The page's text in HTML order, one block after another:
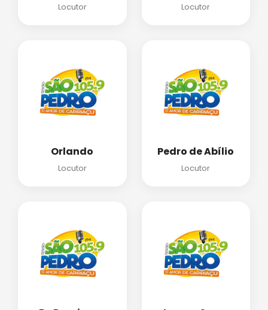
Locutor Locutor
Orlando
Locutor
Pedro de Abílio
Locutor